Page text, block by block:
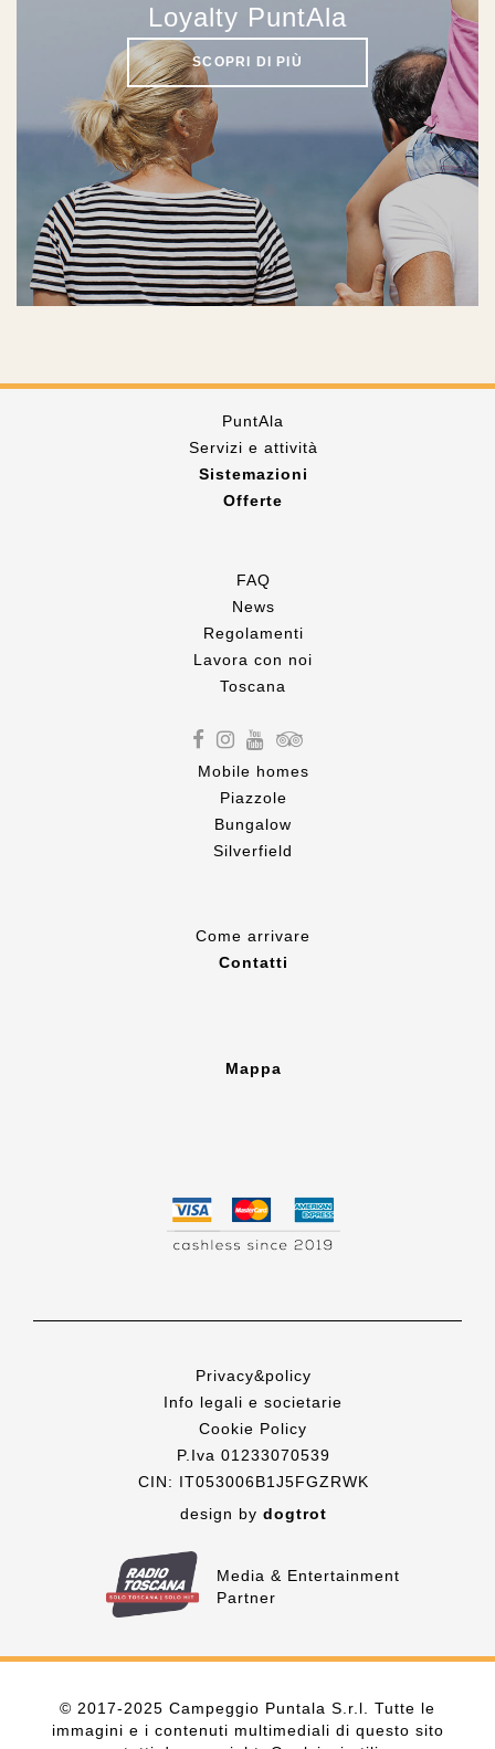
Loyalty PuntAla
SCOPRI DI PIÙ
PuntAla
Servizi e attività
Sistemazioni
Offerte
FAQ
News
Regolamenti
Lavora con noi
Toscana
Mobile homes
Piazzole
Bungalow
Silverfield
Come arrivare
Contatti
Mappa
Privacy&policy
Info legali e societarie
Cookie Policy
P.Iva 01233070539
CIN: IT053006B1J5FGZRWK
design by dogtrot
Media & Entertainment
Partner
© 2017-2025 Campeggio Puntala S.r.l. Tutte le
immagini e i contenuti multimediali di questo sito